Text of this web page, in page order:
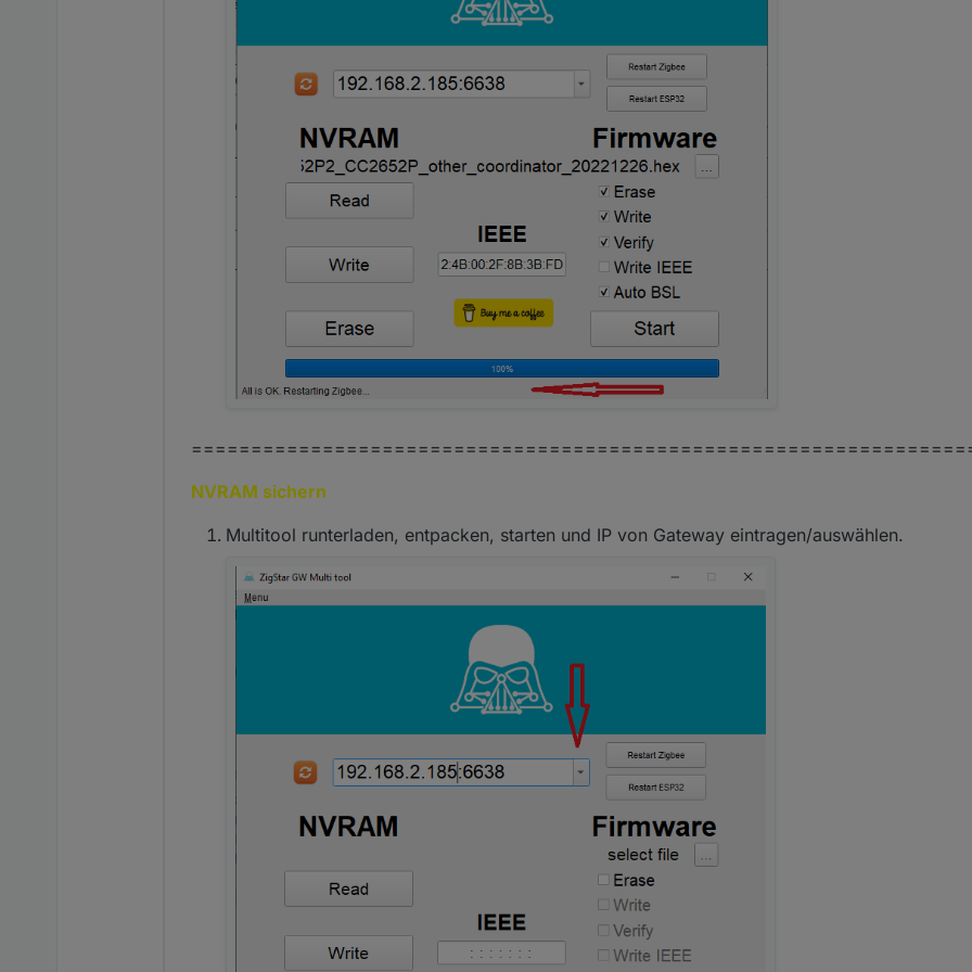
NVRAM sichern
Multitool runterladen, entpacken, starten und IP von Gateway eintragen/auswählen.